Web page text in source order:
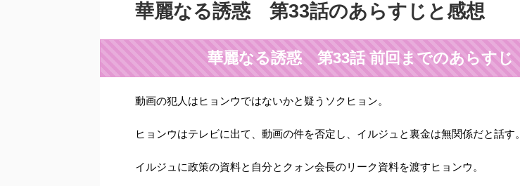
華麗なる誘惑 第33話のあらすじと感想
華麗なる誘惑 第33話 前回までのあらすじ
動画の犯人はヒョンウではないかと疑うソクヒョン。
ヒョンウはテレビに出て、動画の件を否定し、イルジュと裏金は無関係だと話す。
イルジュに政策の資料と自分とクォン会長のリーク資料を渡すヒョンウ。